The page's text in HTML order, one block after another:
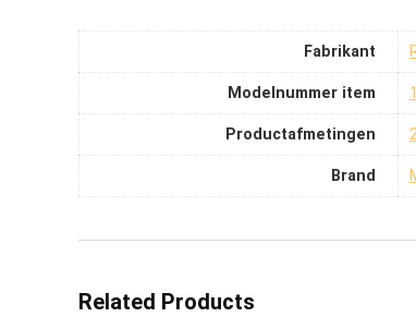
Fabrikant
Modelnummer item
Productafmetingen
Brand
Related Products